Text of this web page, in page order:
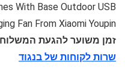
With Base Outdoor USB
Fan From Xiaomi Youpin
זמן משוער להגעת
שרות לקוחות של בנגוד